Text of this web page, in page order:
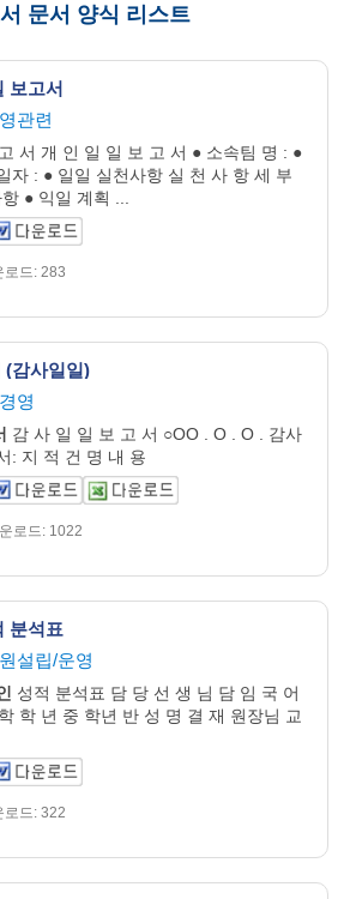
문서 양식 리스트
보고서
관련
서 개 인 일 일 보 고 서 ● 소속팀 명 : ●
자 : ● 일일 실천사항 실 천 사 항 세 부
● 익일 계획 ...
로드: 283
(감사일일)
경영
감 사 일 일 보 고 서 ○OO . O . O . 감사
: 지 적 건 명 내 용
로드: 1022
분석표
설립/운영
성적 분석표 담 당 선 생 님 담 임 국 어
학 년 중 학년 반 성 명 결 재 원장님 교
로드: 322